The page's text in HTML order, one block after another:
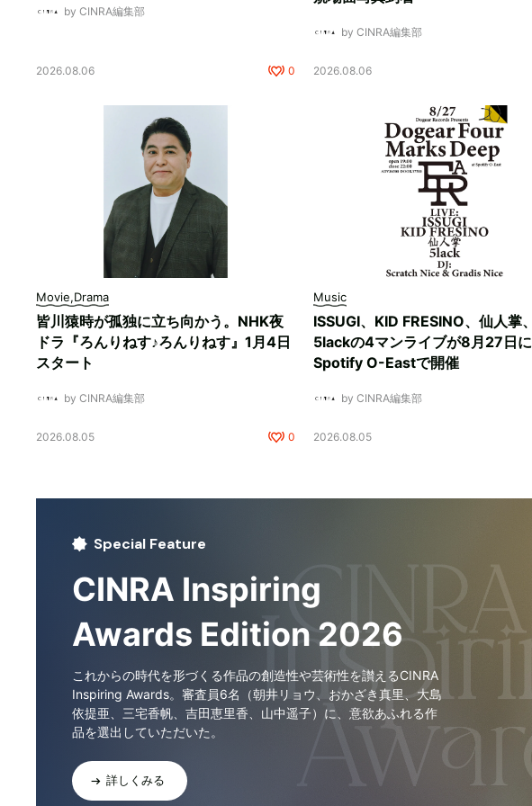
by CINRA編集部
2026.08.06 0
by CINRA編集部
2026.08.06
Movie,Drama
皆川猿時が孤独に立ち向かう。NHK夜
ドラ『ろんりねす♪ろんりねす』1月4日
スタート
by CINRA編集部
2026.08.05 0
Music
ISSUGI、KID FRESINO、仙人掌、
5lackの4マンライブが8月27日に
Spotify O-Eastで開催
by CINRA編集部
2026.08.05
Special Feature
CINRA Inspiring
Awards Edition 2026
これからの時代を形づくる作品の創造性や芸術性を讃えるCINRA
Inspiring Awards。審査員6名（朝井リョウ、おかざき真里、大島
依提亜、三宅香帆、吉田恵里香、山中遥子）に、意欲あふれる作
品を選出していただいた。
詳しくみる